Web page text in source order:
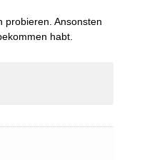
probieren. Ansonsten
habt.